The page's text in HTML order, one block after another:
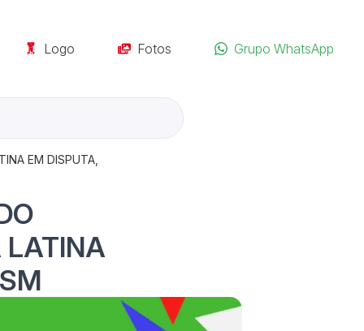
Logo Fotos Grupo WhatsApp
EM DISPUTA,
LATINA